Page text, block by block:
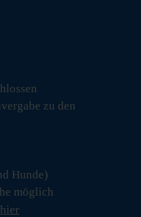
zu den
Hunde)
möglich
hier